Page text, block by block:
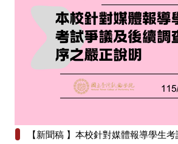
【新聞稿 】本校針對媒體報導學生考試爭議及